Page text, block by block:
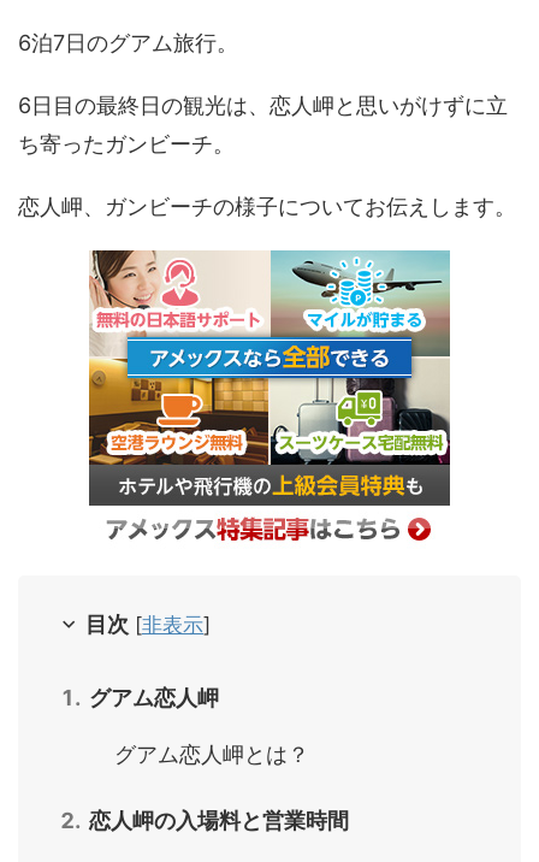
6泊7日のグアム旅行。
6日目の最終日の観光は、恋人岬と思いがけずに立
ち寄ったガンビーチ。
恋人岬、ガンビーチの様子についてお伝えします。
目次 [非表示]
グアム恋人岬
グアム恋人岬とは？
恋人岬の入場料と営業時間